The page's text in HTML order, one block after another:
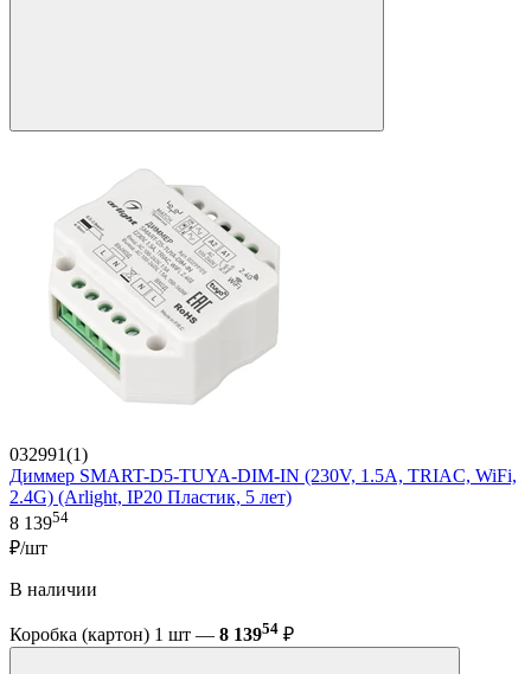
032991(1)
Диммер SMART-D5-TUYA-DIM-IN (230V, 1.5A, TRIAC, WiFi,
2.4G) (Arlight, IP20 Пластик, 5 лет)
8 13954
₽/шт
В наличии
Коробка (картон) 1 шт — 8 13954 ₽